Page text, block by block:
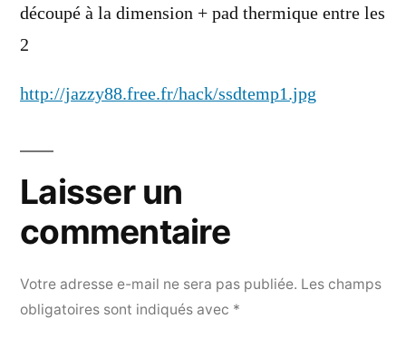
découpé à la dimension + pad thermique entre les
2
http://jazzy88.free.fr/hack/ssdtemp1.jpg
Laisser un
commentaire
Votre adresse e-mail ne sera pas publiée. Les champs
obligatoires sont indiqués avec *